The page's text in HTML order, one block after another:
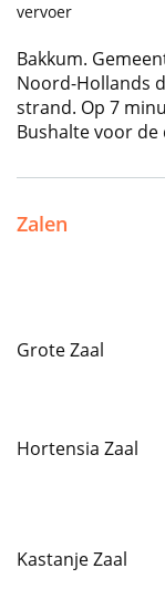
vervoer
Bakkum.
Noord-Hollands
strand. Op 7
Bushalte voor de
Zalen
Grote Zaal
Hortensia Zaal
Kastanje Zaal